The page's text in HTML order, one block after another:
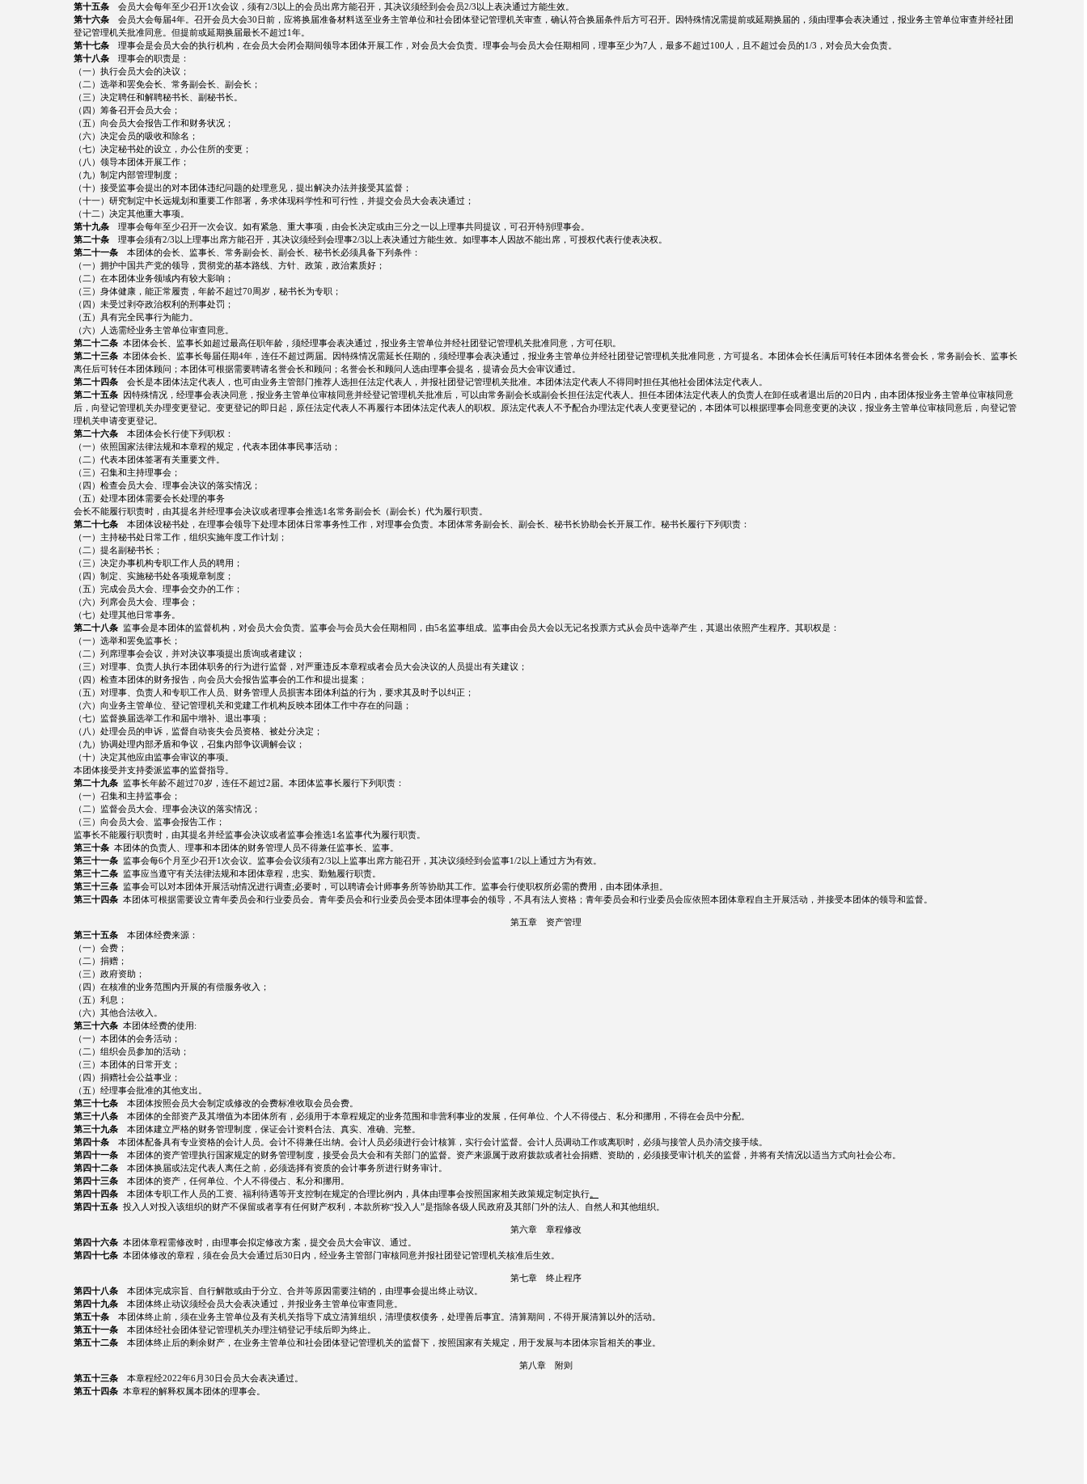
第十五条 会员大会每年至少召开1次会议，须有2/3以上的会员出席方能召开，其决议须经到会会员2/3以上表决通过方能生效。
第十六条 会员大会每届4年。召开会员大会30日前，应将换届准备材料送至业务主管单位和社会团体登记管理机关审查，确认符合换届条件后方可召开。因特殊情况需提前或延期换届的，须由理事会表决通过，报业务主管单位审查并经社团
登记管理机关批准同意。但提前或延期换届最长不超过1年。
第十七条 理事会是会员大会的执行机构，在会员大会闭会期间领导本团体开展工作，对会员大会负责。理事会与会员大会任期相同，理事至少为7人，最多不超过100人，且不超过会员的1/3，对会员大会负责。
第十八条 理事会的职责是：
（一）执行会员大会的决议；
（二）选举和罢免会长、常务副会长、副会长；
（三）决定聘任和解聘秘书长、副秘书长。
（四）筹备召开会员大会；
（五）向会员大会报告工作和财务状况；
（六）决定会员的吸收和除名；
（七）决定秘书处的设立，办公住所的变更；
（八）领导本团体开展工作；
（九）制定内部管理制度；
（十）接受监事会提出的对本团体违纪问题的处理意见，提出解决办法并接受其监督；
（十一）研究制定中长远规划和重要工作部署，务求体现科学性和可行性，并提交会员大会表决通过；
（十二）决定其他重大事项。
第十九条 理事会每年至少召开一次会议。如有紧急、重大事项，由会长决定或由三分之一以上理事共同提议，可召开特别理事会。
第二十条 理事会须有2/3以上理事出席方能召开，其决议须经到会理事2/3以上表决通过方能生效。如理事本人因故不能出席，可授权代表行使表决权。
第二十一条 本团体的会长、监事长、常务副会长、副会长、秘书长必须具备下列条件：
（一）拥护中国共产党的领导，贯彻党的基本路线、方针、政策，政治素质好；
（二）在本团体业务领域内有较大影响；
（三）身体健康，能正常履责，年龄不超过70周岁，秘书长为专职；
（四）未受过剥夺政治权利的刑事处罚；
（五）具有完全民事行为能力。
（六）人选需经业务主管单位审查同意。
第二十二条 本团体会长、监事长如超过最高任职年龄，须经理事会表决通过，报业务主管单位并经社团登记管理机关批准同意，方可任职。
第二十三条 本团体会长、监事长每届任期4年，连任不超过两届。因特殊情况需延长任期的，须经理事会表决通过，报业务主管单位并经社团登记管理机关批准同意，方可提名。本团体会长任满后可转任本团体名誉会长，常务副会长、监事长
离任后可转任本团体顾问；本团体可根据需要聘请名誉会长和顾问；名誉会长和顾问人选由理事会提名，提请会员大会审议通过。
第二十四条 会长是本团体法定代表人，也可由业务主管部门推荐人选担任法定代表人，并报社团登记管理机关批准。本团体法定代表人不得同时担任其他社会团体法定代表人。
第二十五条 因特殊情况，经理事会表决同意，报业务主管单位审核同意并经登记管理机关批准后，可以由常务副会长或副会长担任法定代表人。担任本团体法定代表人的负责人在卸任或者退出后的20日内，由本团体报业务主管单位审核同意
后，向登记管理机关办理变更登记。变更登记的即日起，原任法定代表人不再履行本团体法定代表人的职权。原法定代表人不予配合办理法定代表人变更登记的，本团体可以根据理事会同意变更的决议，报业务主管单位审核同意后，向登记管
理机关申请变更登记。
第二十六条 本团体会长行使下列职权：
（一）依照国家法律法规和本章程的规定，代表本团体事民事活动；
（二）代表本团体签署有关重要文件。
（三）召集和主持理事会；
（四）检查会员大会、理事会决议的落实情况；
（五）处理本团体需要会长处理的事务
会长不能履行职责时，由其提名并经理事会决议或者理事会推选1名常务副会长（副会长）代为履行职责。
第二十七条
本团体设秘书处，在理事会领导下处理本团体日常事务性工作，对理事会负责。本团体常务副会长、副会长、秘书长协助会长开展工作。秘书长履行下列职责：
（一）主持秘书处日常工作，组织实施年度工作计划；
（二）提名副秘书长；
（三）决定办事机构专职工作人员的聘用；
（四）制定、实施秘书处各项规章制度；
（五）完成会员大会、理事会交办的工作；
（六）列席会员大会、理事会；
（七）处理其他日常事务。
第二十八条 监事会是本团体的监督机构，对会员大会负责。监事会与会员大会任期相同，由5名监事组成。监事由会员大会以无记名投票方式从会员中选举产生，其退出依照产生程序。其职权是：
（一）选举和罢免监事长；
（二）列席理事会会议，并对决议事项提出质询或者建议；
（三）对理事、负责人执行本团体职务的行为进行监督，对严重违反本章程或者会员大会决议的人员提出有关建议；
（四）检查本团体的财务报告，向会员大会报告监事会的工作和提出提案；
（五）对理事、负责人和专职工作人员、财务管理人员损害本团体利益的行为，要求其及时予以纠正；
（六）向业务主管单位、登记管理机关和党建工作机构反映本团体工作中存在的问题；
（七）监督换届选举工作和届中增补、退出事项；
（八）处理会员的申诉，监督自动丧失会员资格、被处分决定；
（九）协调处理内部矛盾和争议，召集内部争议调解会议；
（十）决定其他应由监事会审议的事项。
本团体接受并支持委派监事的监督指导。
第二十九条 监事长年龄不超过70岁，连任不超过2届。本团体监事长履行下列职责：
（一）召集和主持监事会；
（二）监督会员大会、理事会决议的落实情况；
（三）向会员大会、监事会报告工作；
监事长不能履行职责时，由其提名并经监事会决议或者监事会推选1名监事代为履行职责。
第三十条 本团体的负责人、理事和本团体的财务管理人员不得兼任监事长、监事。
第三十一条 监事会每6个月至少召开1次会议。监事会会议须有2/3以上监事出席方能召开，其决议须经到会监事1/2以上通过方为有效。
第三十二条 监事应当遵守有关法律法规和本团体章程，忠实、勤勉履行职责。
第三十三条 监事会可以对本团体开展活动情况进行调查;必要时，可以聘请会计师事务所等协助其工作。监事会行使职权所必需的费用，由本团体承担。
第三十四条 本团体可根据需要设立青年委员会和行业委员会。青年委员会和行业委员会受本团体理事会的领导，不具有法人资格；青年委员会和行业委员会应依照本团体章程自主开展活动，并接受本团体的领导和监督。
第五章 资产管理
第三十五条 本团体经费来源：
（一）会费；
（二）捐赠；
（三）政府资助；
（四）在核准的业务范围内开展的有偿服务收入；
（五）利息；
（六）其他合法收入。
第三十六条 本团体经费的使用:
（一）本团体的会务活动；
（二）组织会员参加的活动；
（三）本团体的日常开支；
（四）捐赠社会公益事业；
（五）经理事会批准的其他支出。
第三十七条 本团体按照会员大会制定或修改的会费标准收取会员会费。
第三十八条 本团体的全部资产及其增值为本团体所有，必须用于本章程规定的业务范围和非营利事业的发展，任何单位、个人不得侵占、私分和挪用，不得在会员中分配。
第三十九条 本团体建立严格的财务管理制度，保证会计资料合法、真实、准确、完整。
第四十条 本团体配备具有专业资格的会计人员。会计不得兼任出纳。会计人员必须进行会计核算，实行会计监督。会计人员调动工作或离职时，必须与接管人员办清交接手续。
第四十一条 本团体的资产管理执行国家规定的财务管理制度，接受会员大会和有关部门的监督。资产来源属于政府拨款或者社会捐赠、资助的，必须接受审计机关的监督，并将有关情况以适当方式向社会公布。
第四十二条 本团体换届或法定代表人离任之前，必须选择有资质的会计事务所进行财务审计。
第四十三条 本团体的资产，任何单位、个人不得侵占、私分和挪用。
第四十四条 本团体专职工作人员的工资、福利待遇等开支控制在规定的合理比例内，具体由理事会按照国家相关政策规定制定执行
第四十五条 投入人对投入该组织的财产不保留或者享有任何财产权利，本款所称“投入人”是指除各级人民政府及其部门外的法人、自然人和其他组织。
第六章 章程修改
第四十六条 本团体章程需修改时，由理事会拟定修改方案，提交会员大会审议、通过。
第四十七条 本团体修改的章程，须在会员大会通过后30日内，经业务主管部门审核同意并报社团登记管理机关核准后生效。
第七章 终止程序
第四十八条 本团体完成宗旨、自行解散或由于分立、合并等原因需要注销的，由理事会提出终止动议。
第四十九条 本团体终止动议须经会员大会表决通过，并报业务主管单位审查同意。
第五十条 本团体终止前，须在业务主管单位及有关机关指导下成立清算组织，清理债权债务，处理善后事宜。清算期间，不得开展清算以外的活动。
第五十一条 本团体经社会团体登记管理机关办理注销登记手续后即为终止。
第五十二条 本团体终止后的剩余财产，在业务主管单位和社会团体登记管理机关的监督下，按照国家有关规定，用于发展与本团体宗旨相关的事业。
第八章 附则
第五十三条 本章程经2022年6月30日会员大会表决通过。
第五十四条 本章程的解释权属本团体的理事会。